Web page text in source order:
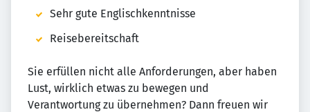
Sehr gute Englischkenntnisse
Reisebereitschaft
Sie erfüllen nicht alle Anforderungen, aber haben
Lust, wirklich etwas zu bewegen und
Verantwortung zu übernehmen? Dann freuen wir